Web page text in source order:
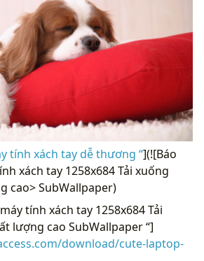
tính xách tay dễ thương “](![Báo
xách tay 1258x684 Tải xuống
cao> SubWallpaper)
tính xách tay 1258x684 Tải
lượng cao SubWallpaper “]
download/cute-laptop-